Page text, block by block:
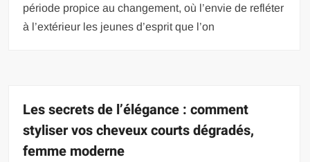
période propice au changement, où l’envie de refléter
à l’extérieur les jeunes d’esprit que l’on
Les secrets de l’élégance : comment
styliser vos cheveux courts dégradés,
femme moderne